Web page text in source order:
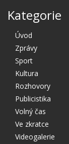
Kategorie
Úvod
Zprávy
Sport
Kultura
Rozhovory
Publicistika
Volný čas
Ve zkratce
Videogalerie